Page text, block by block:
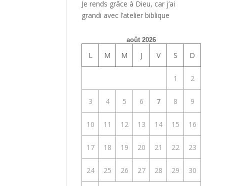
Je rends grâce à Dieu, car j’ai
grandi avec l’atelier biblique
août 2026
L M M J V S D
1 2
3 4 5 6 7 8 9
10 11 12 13 14 15 16
17 18 19 20 21 22 23
24 25 26 27 28 29 30